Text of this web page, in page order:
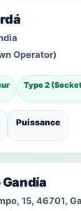
Operator)
Type 2
Puissance
15, 46701,